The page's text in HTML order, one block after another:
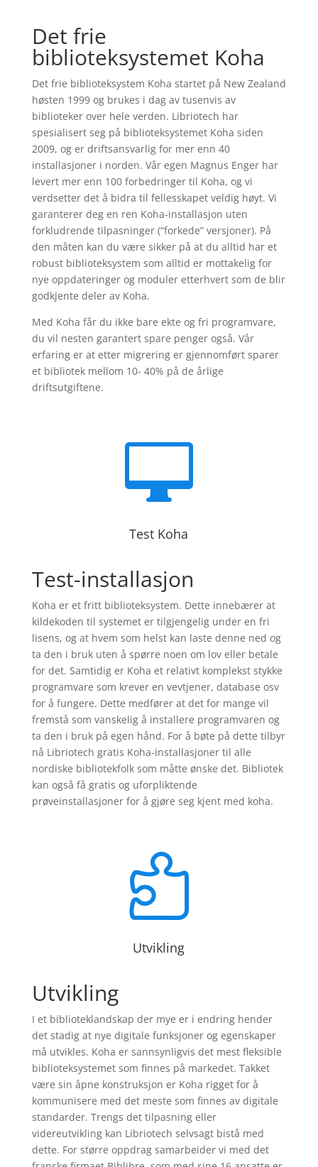
Det frie
biblioteksystemet Koha
Det frie biblioteksystem Koha startet på New Zealand
høsten 1999 og brukes i dag av tusenvis av
biblioteker over hele verden. Libriotech har
spesialisert seg på biblioteksystemet Koha siden
2009, og er driftsansvarlig for mer enn 40
installasjoner i norden. Vår egen Magnus Enger har
levert mer enn 100 forbedringer til Koha, og vi
verdsetter det å bidra til fellesskapet veldig høyt. Vi
garanterer deg en ren Koha-installasjon uten
forkludrende tilpasninger (“forkede” versjoner). På
den måten kan du være sikker på at du alltid har et
robust biblioteksystem som alltid er mottakelig for
nye oppdateringer og moduler etterhvert som de blir
godkjente deler av Koha.
Med Koha får du ikke bare ekte og fri programvare,
du vil nesten garantert spare penger også. Vår
erfaring er at etter migrering er gjennomført sparer
et bibliotek mellom 10- 40% på de årlige
driftsutgiftene.

Test Koha
Test-installasjon
Koha er et fritt biblioteksystem. Dette innebærer at
kildekoden til systemet er tilgjengelig under en fri
lisens, og at hvem som helst kan laste denne ned og
ta den i bruk uten å spørre noen om lov eller betale
for det. Samtidig er Koha et relativt komplekst stykke
programvare som krever en vevtjener, database osv
for å fungere. Dette medfører at det for mange vil
fremstå som vanskelig å installere programvaren og
ta den i bruk på egen hånd. For å bøte på dette tilbyr
nå Libriotech gratis Koha-installasjoner til alle
nordiske bibliotekfolk som måtte ønske det. Bibliotek
kan også få gratis og uforpliktende
prøveinstallasjoner for å gjøre seg kjent med koha.

Utvikling
Utvikling
I et biblioteklandskap der mye er i endring hender
det stadig at nye digitale funksjoner og egenskaper
må utvikles. Koha er sannsynligvis det mest fleksible
biblioteksystemet som finnes på markedet. Takket
være sin åpne konstruksjon er Koha rigget for å
kommunisere med det meste som finnes av digitale
standarder. Trengs det tilpasning eller
videreutvikling kan Libriotech selvsagt bistå med
dette. For større oppdrag samarbeider vi med det